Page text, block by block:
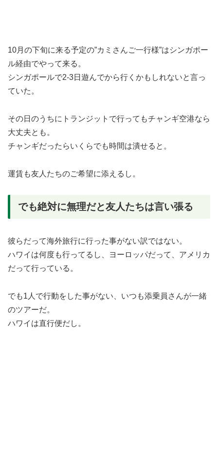
10月の下旬に来る予定の”カミさんご一行様”はシンガポー
ル経由でやって来る。
シンガポールで2-3日遊んでから行くかもしれないと言っ
ていた。
その日のうちにトランジットで行ってもチャンギ空港なら
大丈夫とも。
チャンギだったらいくらでも時間は潰せると。
運賃も友人たちのご希望に添えるし。
でも絶対に無理だと友人たちは言い張る
彼らだって海外旅行に行った事がない訳ではない。
ハワイは何度も行ってるし、ヨーロッパだって、アメリカ
だって行っている。
でも1人で行動をした事がない、いつも添乗員さんが一緒
のツアーだ。
ハワイは直行便だし。